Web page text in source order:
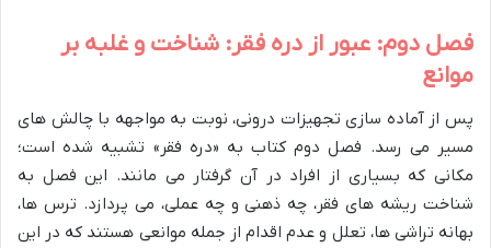
فصل دوم: عبور از دره فقر: شناخت و غلبه بر
موانع
پس از آماده سازی تجهیزات درونی، نوبت به مواجهه با چالش های
مسیر می رسد. فصل دوم کتاب به «دره فقر» تشبیه شده است؛
مکانی که بسیاری از افراد در آن گرفتار می مانند. این فصل به
شناخت ریشه های فقر، چه ذهنی و چه عملی، می پردازد. ترس ها،
بهانه تراشی ها، تعلل و عدم اقدام از جمله موانعی هستند که در این